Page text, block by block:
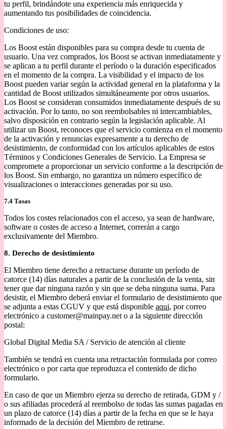
tu perfil, brindándote una experiencia más enriquecida y
aumentando tus posibilidades de coincidencia.
Condiciones de uso:
Los Boost están disponibles para su compra desde tu cuenta de
usuario. Una vez comprados, los Boost se activan inmediatamente y
se aplican a tu perfil durante el período o la duración especificados
en el momento de la compra. La visibilidad y el impacto de los
Boost pueden variar según la actividad general en la plataforma y la
cantidad de Boost utilizados simultáneamente por otros usuarios.
Los Boost se consideran consumidos inmediatamente después de su
activación. Por lo tanto, no son reembolsables ni intercambiables,
salvo disposición en contrario según la legislación aplicable. Al
utilizar un Boost, reconoces que el servicio comienza en el momento
de la activación y renuncias expresamente a tu derecho de
desistimiento, de conformidad con los artículos aplicables de estos
Términos y Condiciones Generales de Servicio. La Empresa se
compromete a proporcionar un servicio conforme a la descripción de
los Boost. Sin embargo, no garantiza un número específico de
visualizaciones o interacciones generadas por su uso.
7.4 Tasas
Todos los costes relacionados con el acceso, ya sean de hardware,
software o costes de acceso a Internet, correrán a cargo
exclusivamente del Miembro.
8. Derecho de desistimiento
El Miembro tiene derecho a retractarse durante un período de
catorce (14) días naturales a partir de la conclusión de la venta, sin
tener que dar ninguna razón y sin que se deba ninguna suma. Para
desistir, el Miembro deberá enviar el formulario de desistimiento que
se adjunta a estas CGUV y que está disponible aqui, por correo
electrónico a customer@mainpay.net o a la siguiente dirección
postal:
Global Digital Media SA / Servicio de atención al cliente
También se tendrá en cuenta una retractación formulada por correo
electrónico o por carta que reproduzca el contenido de dicho
formulario.
En caso de que un Miembro ejerza su derecho de retirada, GDM y /
o sus afiliadas procederá al reembolso de todas las sumas pagadas en
un plazo de catorce (14) días a partir de la fecha en que se le haya
informado de la decisión del Miembro de retirarse.